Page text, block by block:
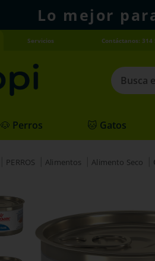
Lo mejor
Servicios Contáctanos: 314
Busca en
1
🐶 Perros 🐱 Gatos
PERROS Alimentos Alimento Seco